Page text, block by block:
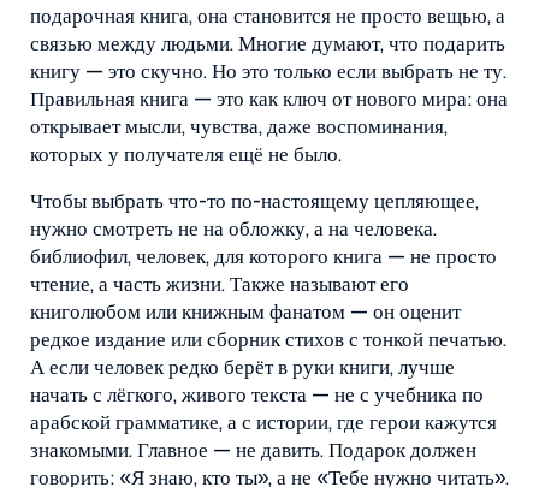
подарочная книга, она становится не просто вещью, а
связью между людьми. Многие думают, что подарить
книгу — это скучно. Но это только если выбрать не ту.
Правильная книга — это как ключ от нового мира: она
открывает мысли, чувства, даже воспоминания,
которых у получателя ещё не было.
Чтобы выбрать что-то по-настоящему цепляющее,
нужно смотреть не на обложку, а на человека.
библиофил, человек, для которого книга — не просто
чтение, а часть жизни. Также называют его
книголюбом или книжным фанатом — он оценит
редкое издание или сборник стихов с тонкой печатью.
А если человек редко берёт в руки книги, лучше
начать с лёгкого, живого текста — не с учебника по
арабской грамматике, а с истории, где герои кажутся
знакомыми. Главное — не давить. Подарок должен
говорить: «Я знаю, кто ты», а не «Тебе нужно читать».